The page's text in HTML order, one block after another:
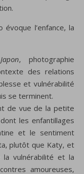
l’enfance, la
, photographie
des relations
et vulnérabilité
se terminent.
de vue de la petite
les enfantillages
et le sentiment
plutôt que Katy, et
vulnérabilité et la
amoureuses,